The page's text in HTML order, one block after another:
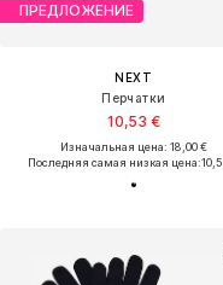
ПРЕДЛОЖЕНИЕ
NEXT
Перчатки
10,53 €
Изначальная цена: 18,00 €
Последняя самая низкая цена: